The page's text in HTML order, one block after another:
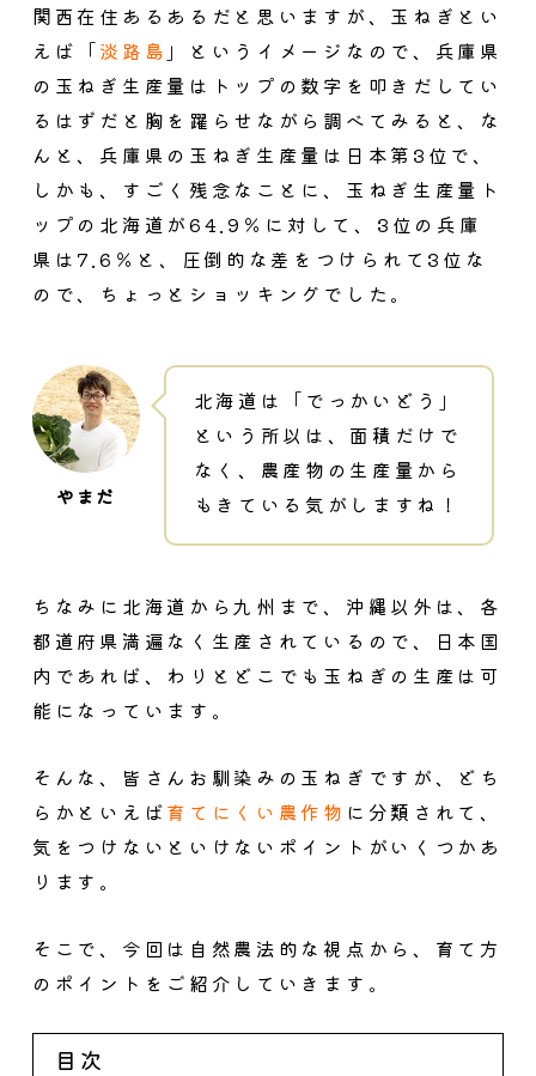
関西在住あるあるだと思いますが、玉ねぎとい
えば「淡路島 」というイメージなので、兵庫県
の玉ねぎ生産量はトップの数字を叩きだしてい
るはずだと胸を躍らせながら調べてみると、な
んと、兵庫県の玉ねぎ生産量は日本第3位で、
しかも、すごく残念なことに、玉ねぎ生産量ト
ップの北海道が64.9％に対して、3位の兵庫
県は7.6％と、圧倒的な差をつけられて3位な
ので、ちょっとショッキングでした。
北海道は「でっかいどう」
という所以は、面積だけで
なく、農産物の生産量から
もきている気がしますね！
ちなみに北海道から九州まで、沖縄以外は、各
都道府県満遍なく生産されているので、
日本国
内であれば、わりとどこでも玉ねぎの生産は可
能 になっています。
そんな、皆さんお馴染みの玉ねぎですが、どち
らかといえば育てにくい農作物 に分類されて、
気をつけないといけないポイントがいくつかあ
ります。
そこで、今回は自然農法的な視点から、育て方
のポイントをご紹介していきます。
目次